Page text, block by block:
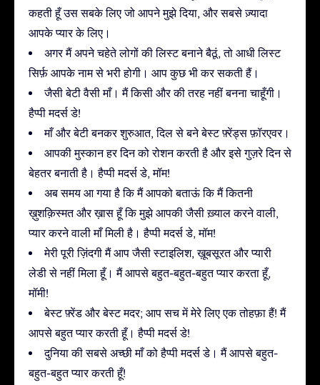
कहती हूँ उस सबके लिए जो आपने मुझे दिया, और सबसे ज़्यादा
आपके प्यार के लिए।
अगर मैं अपने चहेते लोगों की लिस्ट बनाने बैठूं, तो आधी लिस्ट
सिर्फ़ आपके नाम से भरी होगी। आप कुछ भी कर सकती हैं।
जैसी बेटी वैसी माँ। मैं किसी और की तरह नहीं बनना चाहूँगी।
हैप्पी मदर्स डे!
माँ और बेटी बनकर शुरुआत, दिल से बने बेस्ट फ़्रेंड्स फ़ॉरएवर।
आपकी मुस्कान हर दिन को रोशन करती है और इसे गुज़रे दिन से
बेहतर बनाती है। हैप्पी मदर्स डे, मॉम!
अब समय आ गया है कि मैं आपको बताऊं कि मैं कितनी
ख़ुशक़िस्मत और ख़ास हूँ कि मुझे आपकी जैसी ख़्याल करने वाली,
प्यार करने वाली माँ मिली है। हैप्पी मदर्स डे, मॉम!
मेरी पूरी ज़िंदगी मैं आप जैसी स्टाइलिश, ख़ूबसूरत और प्यारी
लेडी से नहीं मिला हूँ। मैं आपसे बहुत-बहुत-बहुत प्यार करता हूँ,
मॉमी!
बेस्ट फ़्रेंड और बेस्ट मदर; आप सच में मेरे लिए एक तोहफ़ा हैं! मैं
आपसे बहुत प्यार करती हूँ। हैप्पी मदर्स डे!
दुनिया की सबसे अच्छी माँ को हैप्पी मदर्स डे। मैं आपसे बहुत-
बहुत-बहुत प्यार करती हूँ!